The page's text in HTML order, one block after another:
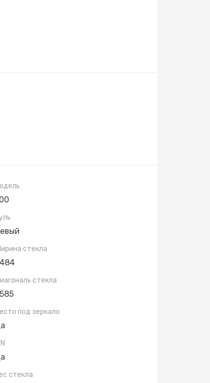
стекла
стекла
под зеркало
стекла